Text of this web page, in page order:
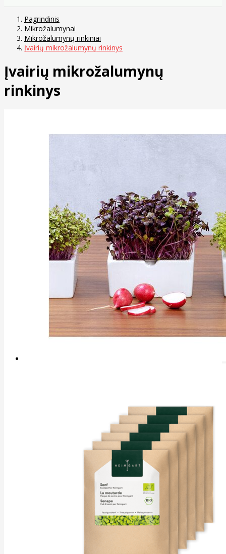
Pagrindinis
Mikrožalumynai
Mikrožalumynų rinkiniai
Įvairių mikrožalumynų rinkinys
Įvairių mikrožalumynų
rinkinys